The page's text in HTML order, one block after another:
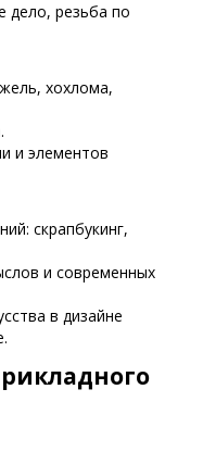
дело, резьба по
хохлома,
и элементов
скрапбукинг,
и современных
в дизайне